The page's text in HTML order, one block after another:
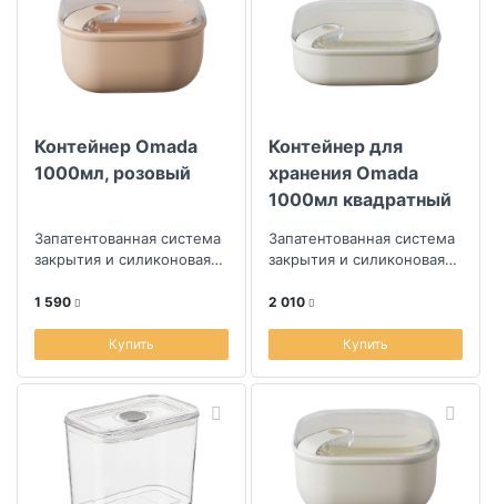
Контейнер Omada
1000мл, розовый
Запатентованная система
закрытия и силиконовая
контейнера
1 590
Купить
Контейнер для
хранения Omada
1000мл квадратный
кость
Запатентованная система
закрытия и силиконовая
контейнера
2 010
Купить